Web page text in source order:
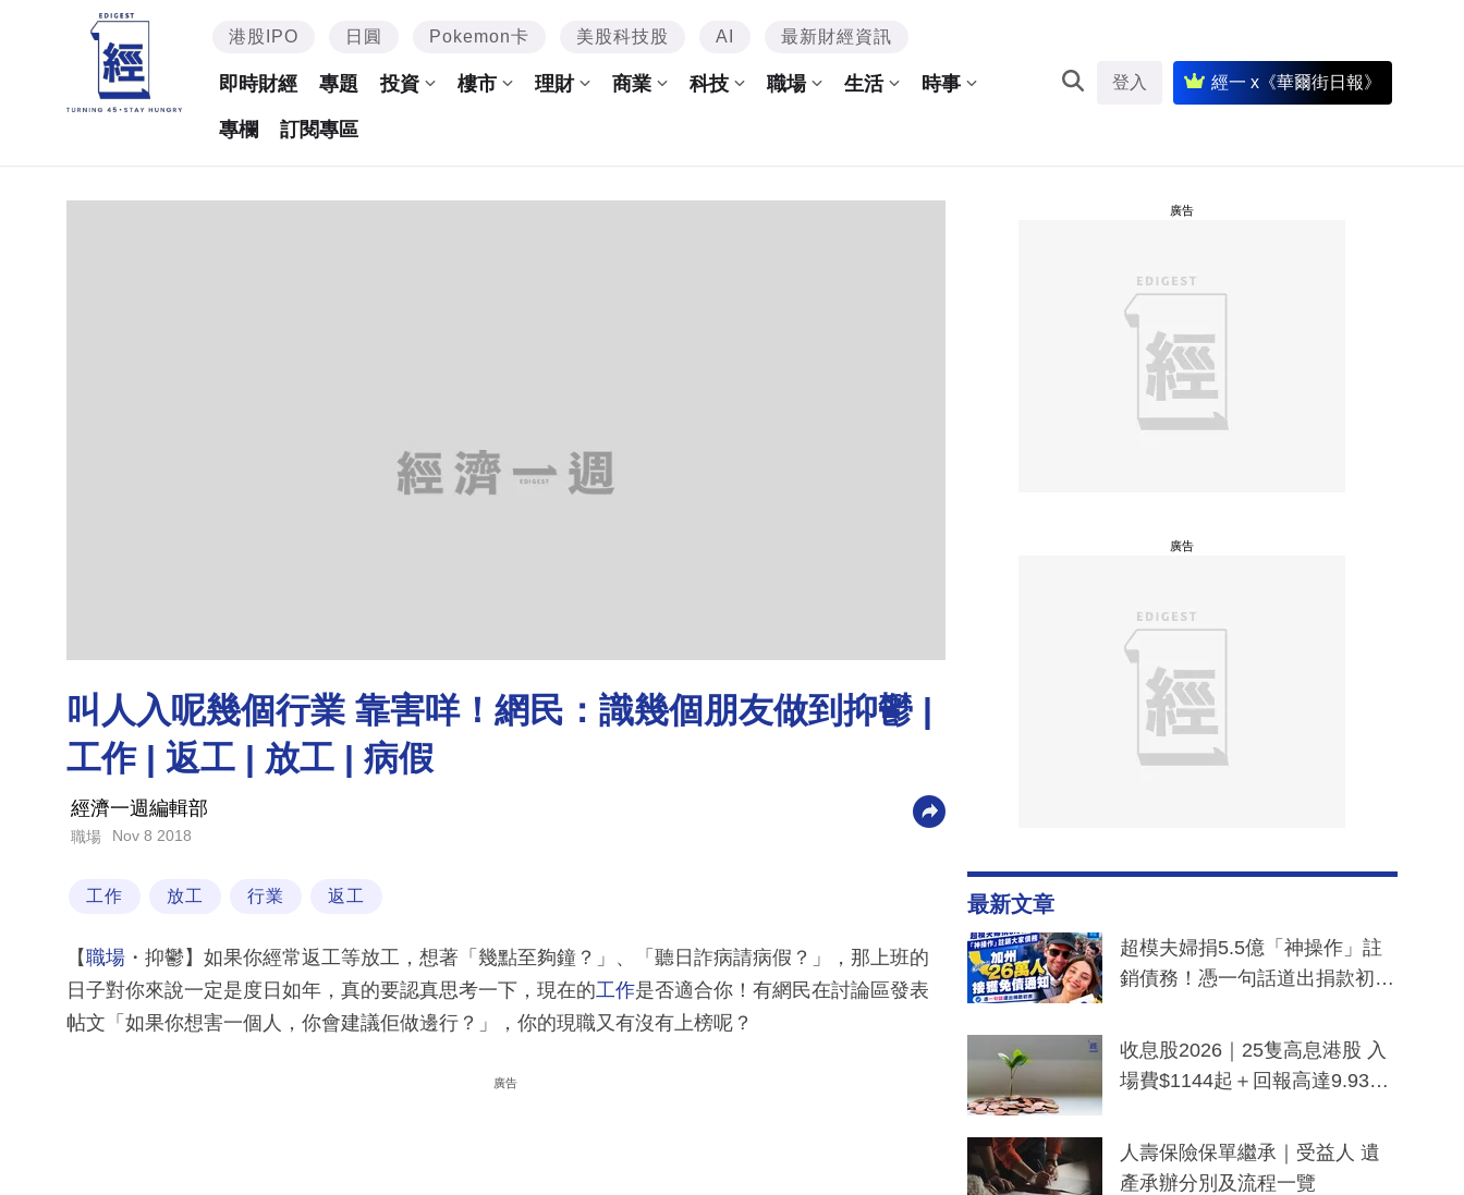
港股IPO 日圓 Pokemon卡 美股科技股 AI 最新財經資訊
即時財經 專題 投資 樓市 理財 商業 科技 職場 生活 時事
專欄 訂閱專區
登入 經一 x《華爾街日報》
叫人入呢幾個行業 靠害咩！網民：識幾個朋友做到抑鬱 |
工作 | 返工 | 放工 | 病假
經濟一週編輯部
職場 Nov 8 2018
工作 放工 行業 返工
【職場 ・抑鬱】如果你經常返工等放工，想著「幾點至夠鐘？」、「聽日詐病請病假？」，那上班的
日子對你來說一定是度日如年，真的要認真思考一下，現在的工作是否適合你！有網民在討論區發表
帖文「如果你想害一個人，你會建議佢做邊行？」，你的現職又有沒有上榜呢？
廣告
廣告
廣告
最新文章
超模夫婦捐5.5億「神操作」註
銷債務！憑一句話道出捐款初
一度被誤當詐騙手段
收息股2026｜25隻高息港股 入
場費$1144起＋回報高達9.93
人壽保險保單繼承｜受益人 遺
產承辦分別及流程一覽